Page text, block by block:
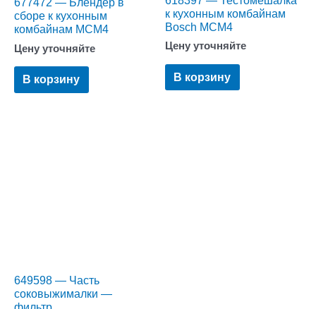
сборе к кухонным
комбайнам MCM4
Цену уточняйте
В корзину
к кухонным комбайнам
Bosch MCM4
Цену уточняйте
В корзину
649598 — Часть
соковыжималки —